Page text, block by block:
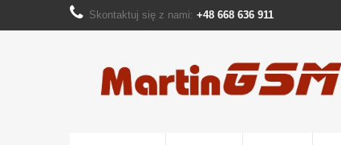
Skontaktuj się z nami: +48 668 636 911